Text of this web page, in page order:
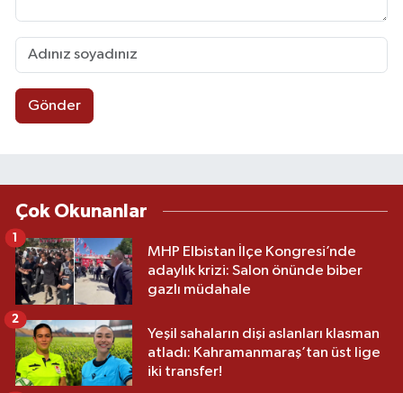
Gönder
Çok Okunanlar
MHP Elbistan İlçe Kongresi’nde
adaylık krizi: Salon önünde biber
gazlı müdahale
1
Yeşil sahaların dişi aslanları klasman
atladı: Kahramanmaraş’tan üst lige
iki transfer!
2